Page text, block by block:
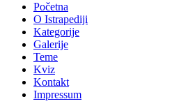
Početna
O Istrapediji
Kategorije
Galerije
Teme
Kviz
Kontakt
Impressum